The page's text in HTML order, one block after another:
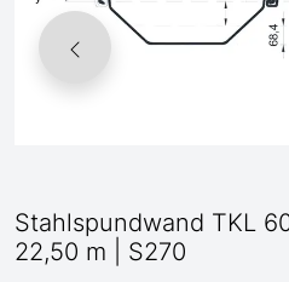
Stahlspundwand TKL
22,50 m | S270